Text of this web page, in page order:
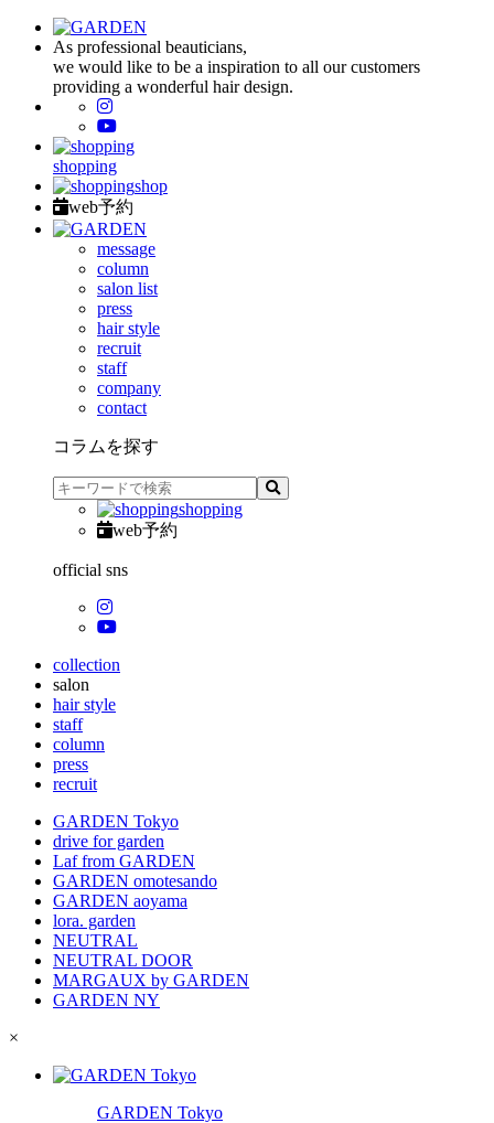
As professional beauticians,
we would like to be a inspiration to all our customers
providing a wonderful hair design.
shopping
shop
web予約
message
column
salon list
press
hair style
recruit
staff
company
contact
コラムを探す
shopping
web予約
official sns
collection
salon
hair style
staff
column
press
recruit
GARDEN Tokyo
drive for garden
Laf from GARDEN
GARDEN omotesando
GARDEN aoyama
lora. garden
NEUTRAL
NEUTRAL DOOR
MARGAUX by GARDEN
GARDEN NY
×
GARDEN Tokyo